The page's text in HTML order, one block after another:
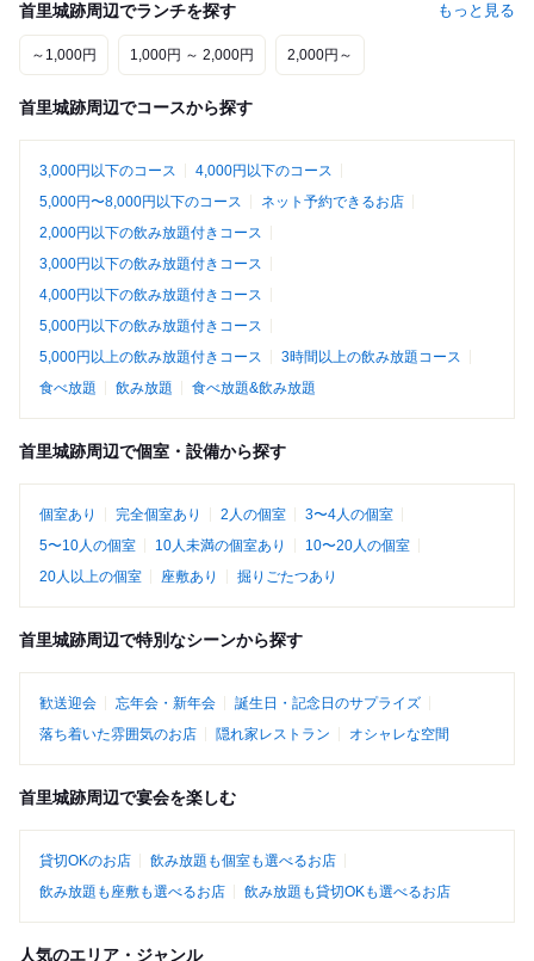
首里城跡周辺でランチを探す もっと見る
～1,000円 1,000円 ～ 2,000円 2,000円～
首里城跡周辺でコースから探す
3,000円以下のコース
4,000円以下のコース
5,000円〜8,000円以下のコース
ネット予約できるお店
2,000円以下の飲み放題付きコース
3,000円以下の飲み放題付きコース
4,000円以下の飲み放題付きコース
5,000円以下の飲み放題付きコース
5,000円以上の飲み放題付きコース
3時間以上の飲み放題コース
食べ放題
飲み放題 食べ放題&飲み放題
首里城跡周辺で個室・設備から探す
個室あり 完全個室あり 2人の個室
3〜4人の個室
5〜10人の個室
10人未満の個室あり
10〜20人の個室
20人以上の個室
座敷あり 掘りごたつあり
首里城跡周辺で特別なシーンから探す
歓送迎会 忘年会・新年会
誕生日・記念日のサプライズ
落ち着いた雰囲気のお店
隠れ家レストラン オシャレな空間
首里城跡周辺で宴会を楽しむ
貸切OKのお店
飲み放題も個室も選べるお店
飲み放題も座敷も選べるお店
飲み放題も貸切OKも選べるお店
人気のエリア・ジャンル